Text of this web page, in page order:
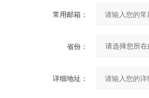
常用邮箱：
省份：
详细地址：